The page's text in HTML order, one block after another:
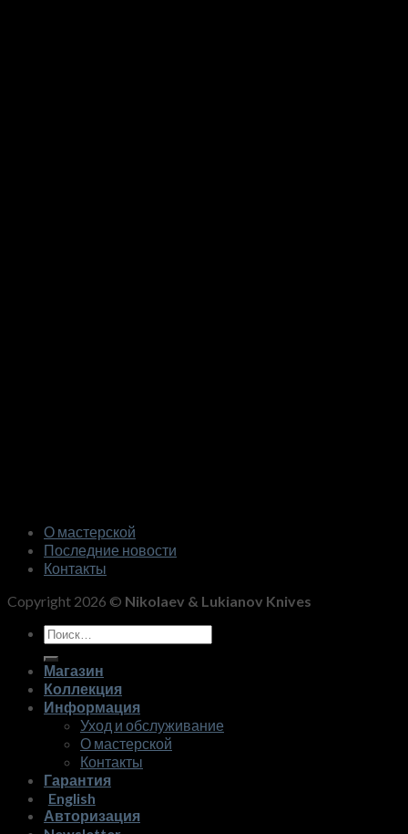
О мастерской
Последние новости
Контакты
Copyright 2026 © Nikolaev & Lukianov Knives
Искать:
Магазин
Коллекция
Информация
Уход и обслуживание
О мастерской
Контакты
Гарантия
English
Авторизация